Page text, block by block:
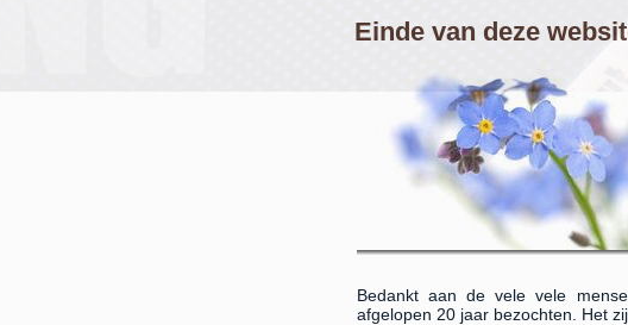
Einde van deze
Bedankt aan de vele vele
afgelopen 20 jaar bezochten. Het